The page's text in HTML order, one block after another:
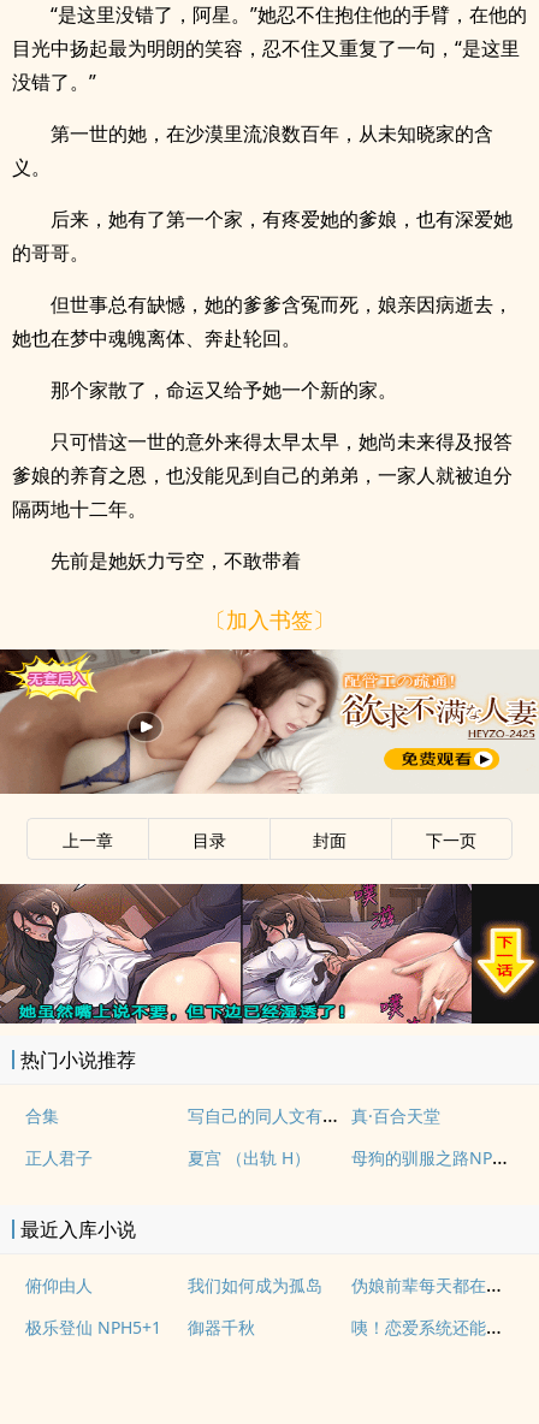
“是这里没错了，阿星。”她忍不住抱住他的手臂，在他的
目光中扬起最为明朗的笑容，忍不住又重复了一句，“是这里
没错了。”
第一世的她，在沙漠里流浪数百年，从未知晓家的含
义。
后来，她有了第一个家，有疼爱她的爹娘，也有深爱她
的哥哥。
但世事总有缺憾，她的爹爹含冤而死，娘亲因病逝去，
她也在梦中魂魄离体、奔赴轮回。
那个家散了，命运又给予她一个新的家。
只可惜这一世的意外来得太早太早，她尚未来得及报答
爹娘的养育之恩，也没能见到自己的弟弟，一家人就被迫分
隔两地十二年。
先前是她妖力亏空，不敢带着
〔加入书签〕
上一章 目录 封面 下一页
热门小说推荐
合集 写自己的同人文有什么问题！（NP）
真·百合天堂
正人君子
夏宫 （出轨 H） 母狗的驯服之路NP（强制爱）
最近入库小说
俯仰由人 我们如何成为孤岛 伪娘前辈每天都在调教我
极乐登仙 NPH5+1 御器千秋 咦！恋爱系统还能这么用吗